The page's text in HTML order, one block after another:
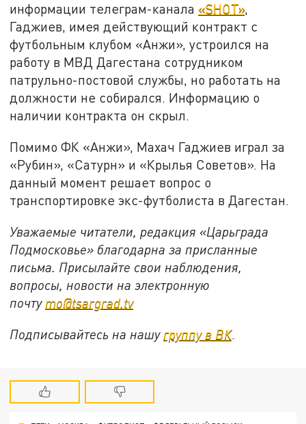
информации телеграм-канала «SHOT»,
Гаджиев, имея действующий контракт с
футбольным клубом «Анжи», устроился на
работу в МВД Дагестана сотрудником
патрульно-постовой службы, но работать на
должности не собирался. Информацию о
наличии контракта он скрыл.
Помимо ФК «Анжи», Махач Гаджиев играл за
«Рубин», «Сатурн» и «Крылья Советов». На
данный момент решает вопрос о
транспортировке экс-футболиста в Дагестан.
Уважаемые читатели, редакция «Царьграда
Подмосковье» благодарна за присланные
письма. Присылайте свои наблюдения,
вопросы, новости на электронную
почту mo@tsargrad.tv
Подписывайтесь на нашу группу в ВК.